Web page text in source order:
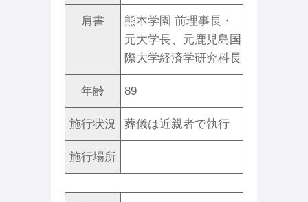
肩書
熊本学園 前理事長・
元大学長、元鹿児島国
際大学経済学研究科長
年齢 89
施行状況 葬儀は近親者で執行
施行場所